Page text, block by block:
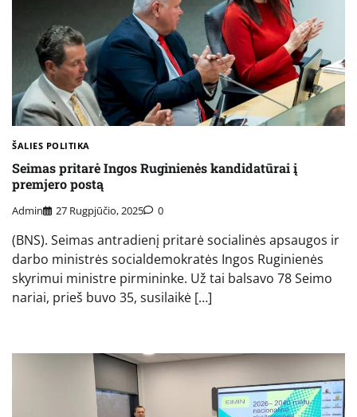
ŠALIES POLITIKA
Seimas pritarė Ingos Ruginienės kandidatūrai į
premjero postą
Admin 27 Rugpjūčio, 2025 0
(BNS). Seimas antradienį pritarė socialinės apsaugos ir
darbo ministrės socialdemokratės Ingos Ruginienės
skyrimui ministre pirmininke. Už tai balsavo 78 Seimo
nariai, prieš buvo 35, susilaikė […]